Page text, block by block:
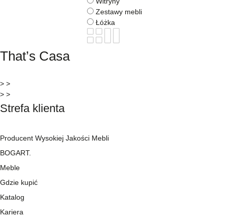
Zestawy mebli
Łóżka
That’s Casa
> >
> >
Strefa klienta
Producent Wysokiej Jakości Mebli
BOGART.
Meble
Gdzie kupić
Katalog
Kariera